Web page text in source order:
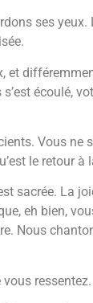
ses yeux.
et
écoulé,
Vous ne
le retour à
sacrée. La
eh bien,
Nous
ressentez.